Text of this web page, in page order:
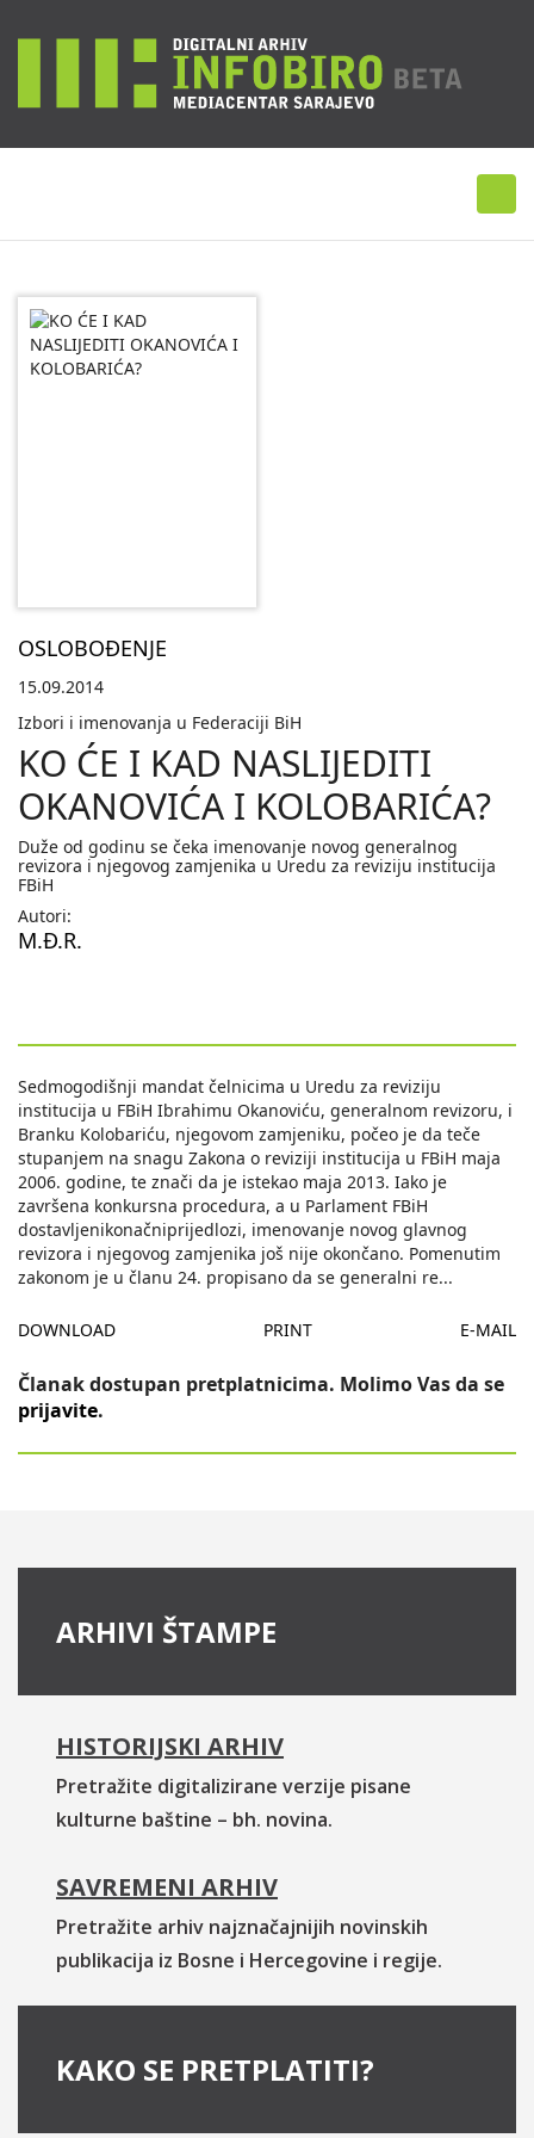
OSLOBOĐENJE
15.09.2014
Izbori i imenovanja u Federaciji BiH
KO ĆE I KAD NASLIJEDITI
OKANOVIĆA I KOLOBARIĆA?
Duže od godinu se čeka imenovanje novog generalnog
revizora i njegovog zamjenika u Uredu za reviziju institucija
FBiH
Autori:
M.Đ.R.
Sedmogodišnji mandat čelnicima u Uredu za reviziju
institucija u FBiH Ibrahimu Okanoviću, generalnom revizoru, i
Branku Kolobariću, njegovom zamjeniku, počeo je da teče
stupanjem na snagu Zakona o reviziji institucija u FBiH maja
2006. godine, te znači da je istekao maja 2013. Iako je
završena konkursna procedura, a u Parlament FBiH
dostavljenikonačniprijedlozi, imenovanje novog glavnog
revizora i njegovog zamjenika još nije okončano. Pomenutim
zakonom je u članu 24. propisano da se generalni re...
DOWNLOAD PRINT E-MAIL
Članak dostupan pretplatnicima. Molimo Vas da se
prijavite.
ARHIVI ŠTAMPE
HISTORIJSKI ARHIV
Pretražite digitalizirane verzije pisane
kulturne baštine – bh. novina.
SAVREMENI ARHIV
Pretražite arhiv najznačajnijih novinskih
publikacija iz Bosne i Hercegovine i regije.
KAKO SE PRETPLATITI?